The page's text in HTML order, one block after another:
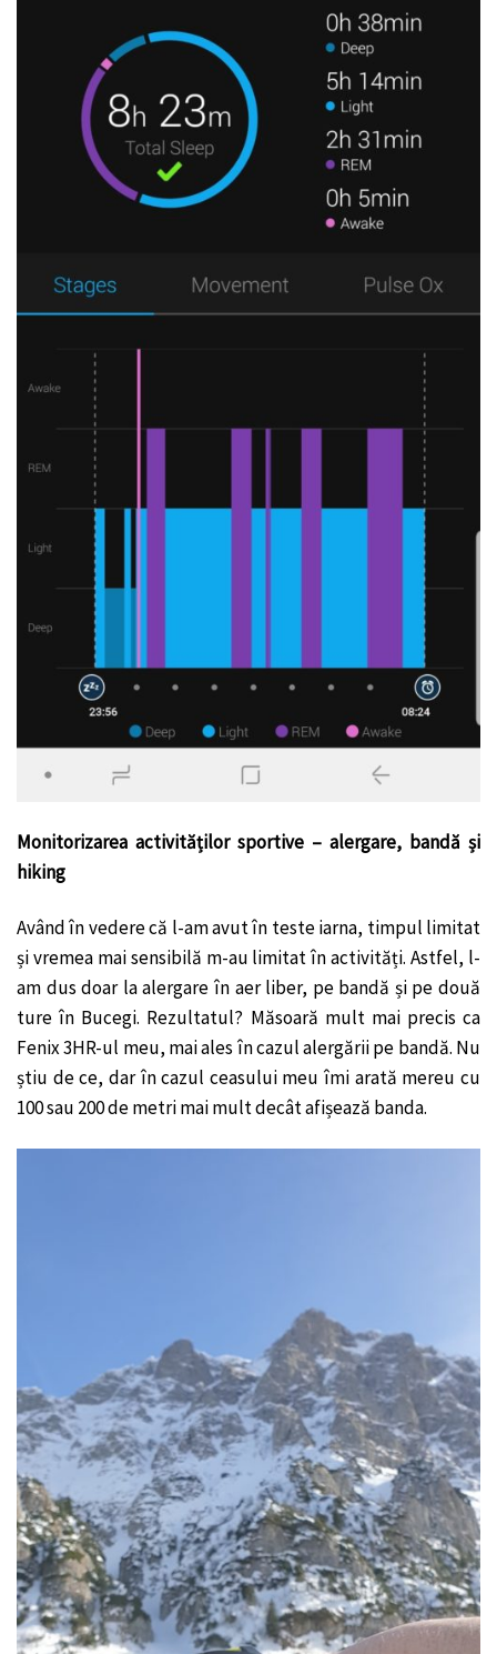
Monitorizarea activităților sportive – alergare, bandă și
hiking
Având în vedere că l-am avut în teste iarna, timpul limitat
și vremea mai sensibilă m-au limitat în activități. Astfel, l-
am dus doar la alergare în aer liber, pe bandă și pe două
ture în Bucegi. Rezultatul? Măsoară mult mai precis ca
Fenix 3HR-ul meu, mai ales în cazul alergării pe bandă. Nu
știu de ce, dar în cazul ceasului meu îmi arată mereu cu
100 sau 200 de metri mai mult decât afișează banda.